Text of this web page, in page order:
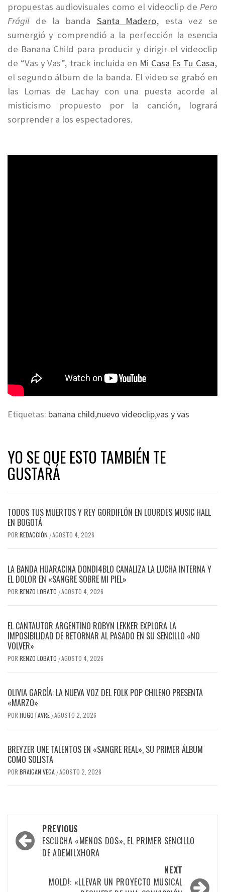
propuestas audiovisuales como el videoclip de Pero
Frágil de la banda Santa Madero, esta vez se
sumergió y comprendió a la perfección la esencia
de Banana Child para producir y dirigir el videoclip
de “Vas y Vas”, track incluida en Mi Casa Es Tu Casa,
el segundo álbum de la banda. El video se grabó en
las Lomas de Lachay con una puesta acorde al
misticismo propuesto por la canción, logrará
sorprender a los espectadores.
Etiquetas: banana child,nuevo videoclip,vas y vas
YO SE QUE ESTO TAMBIÉN TE
GUSTARÁ
TODOS TUS MUERTOS Y REY GORDIFLÓN EN LOURDES MUSIC HALL
EN BOGOTÁ
POR REDACCIÓN /AGOSTO 4, 2026
LA BANDA HUARACINA DONDI4BLO CANALIZA LA LUCHA INTERNA Y
EL DOLOR EN «SANGRE SOBRE MI PIEL»
POR RENZO LOBATO /AGOSTO 4, 2026
EL CANTAUTOR ARGENTINO ROBYN LEKKER EXPLORA LA
IMPOSIBILIDAD DE RETORNAR AL PASADO EN SU SENCILLO «NO
VOLVER»
POR RENZO LOBATO /AGOSTO 4, 2026
OLIVIA GARCÍA: LA NUEVA VOZ DEL FOLK POP CHILENO PRESENTA
«MARZO»
POR HUGO FAVRE /AGOSTO 2, 2026
BREYZER UNE TALENTOS EN «SANGRE REAL», SU PRIMER ÁLBUM
COMO SOLISTA
POR BRAIGAN VEGA /AGOSTO 2, 2026
Post
navigation
PREVIOUS
ESCUCHA «MENOS DOS», EL PRIMER SENCILLO
DE ADEMILXHORA
NEXT
MOLD!: «LLEVAR UN PROYECTO MUSICAL